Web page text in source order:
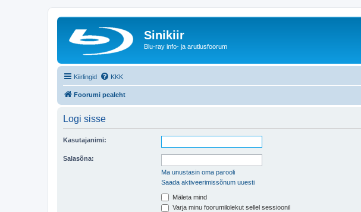
Sinikiir
Blu-ray info- ja arutlusfoorum
Kiirlingid KKK
Foorumi pealeht
Logi sisse
Kasutajanimi:
Salasõna:
Ma unustasin oma parooli
Saada aktiveerimissõnum uuesti
Mäleta mind
Varja minu foorumilolekut sellel sessioonil